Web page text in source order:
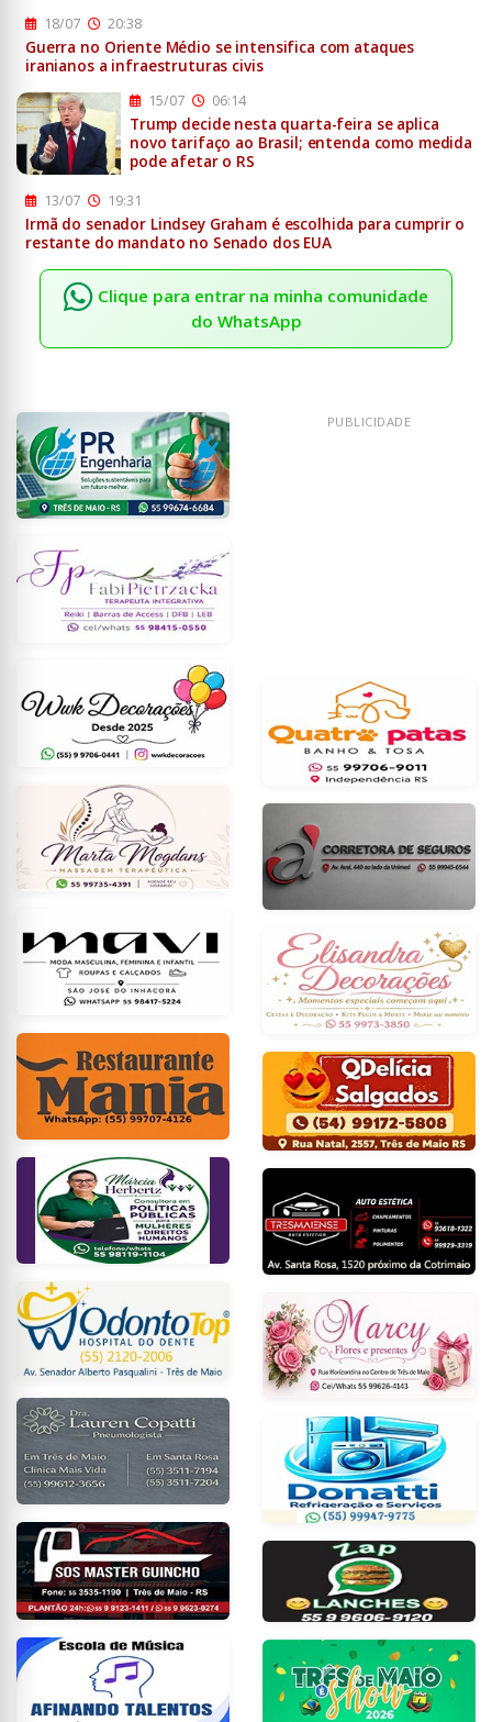
18/07 20:38
Guerra no Oriente Médio se intensifica com ataques
iranianos a infraestruturas civis
15/07 06:14
Trump decide nesta quarta-feira se aplica
novo tarifaço ao Brasil; entenda como medida
pode afetar o RS
13/07 19:31
Irmã do senador Lindsey Graham é escolhida para cumprir o
restante do mandato no Senado dos EUA
Clique para entrar na minha comunidade
do WhatsApp